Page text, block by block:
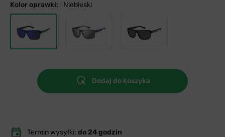
Kolor oprawki: Niebieski
Dodaj do koszyka
Termin wysyłki: do 24 godzin